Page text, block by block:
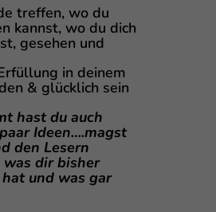
treffen, wo du
kannst, wo du dich
gesehen und
in deinem
& glücklich sein
hast du auch
Ideen….magst
den Lesern
was dir bisher
und was gar